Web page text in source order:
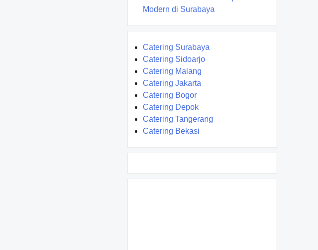
Modern di Surabaya
Catering Surabaya
Catering Sidoarjo
Catering Malang
Catering Jakarta
Catering Bogor
Catering Depok
Catering Tangerang
Catering Bekasi